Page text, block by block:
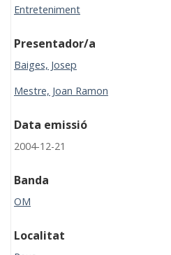
Entreteniment
Presentador/a
Baiges, Josep
Mestre, Joan Ramon
Data emissió
2004-12-21
Banda
OM
Localitat